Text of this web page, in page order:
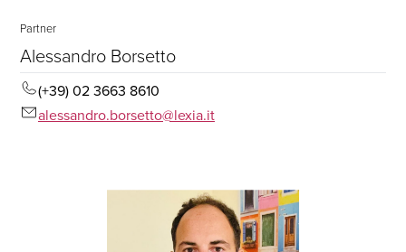
Partner
Alessandro Borsetto
(+39) 02 3663 8610
alessandro.borsetto@lexia.it